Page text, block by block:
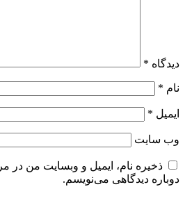
دیدگاه *
نام *
ایمیل *
وب‌ سایت
ذخیره نام، ایمیل و وبسایت من در
دوباره دیدگاهی می‌نویسم.